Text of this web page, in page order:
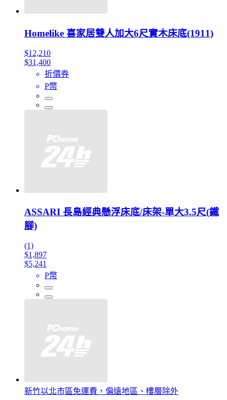
Homelike 喜家居雙人加大6尺實木床底(1911)
$12,210
$31,400
折價券
P幣
ASSARI 長島經典懸浮床底/床架-單大3.5尺(鐵
腳)
(1)
$1,897
$5,241
P幣
新竹以北市區免運費，偏遠地區、樓層除外